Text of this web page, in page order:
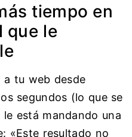
tiempo en
que le
a tu web desde
segundos (lo que se
está mandando una
«Este resultado no